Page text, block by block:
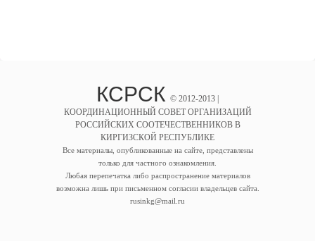
КСРСК © 2012-2013 |
КООРДИНАЦИОННЫЙ СОВЕТ ОРГАНИЗАЦИЙ
РОССИЙСКИХ СООТЕЧЕСТВЕННИКОВ В
КИРГИЗСКОЙ РЕСПУБЛИКЕ
Все материалы, опубликованные на сайте, представлены
только для частного ознакомления.
Любая перепечатка либо распространение материалов
возможна лишь при письменном согласии владельцев сайта.
rusinkg@mail.ru